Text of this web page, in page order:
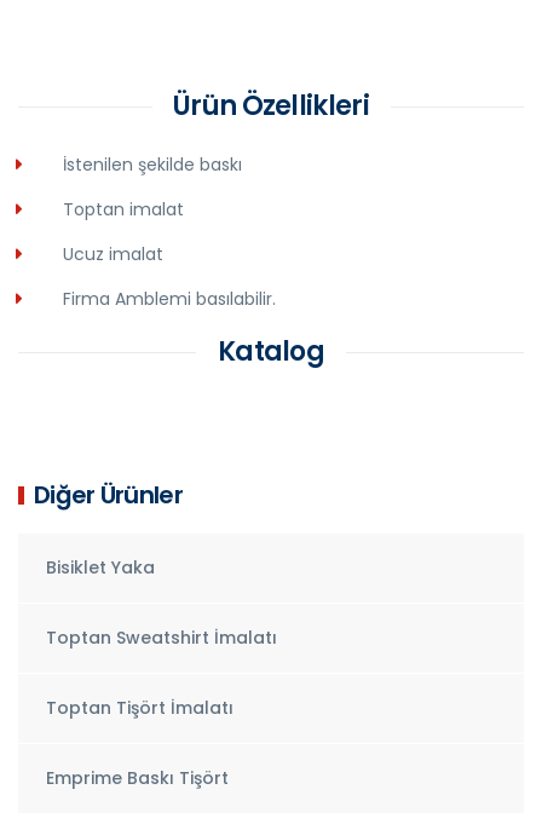
Ürün Özellikleri
İstenilen şekilde baskı
Toptan imalat
Ucuz imalat
Firma Amblemi basılabilir.
Katalog
Diğer Ürünler
Bisiklet Yaka
Toptan Sweatshirt İmalatı
Toptan Tişört İmalatı
Emprime Baskı Tişört